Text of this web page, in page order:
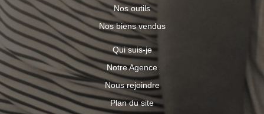
Nos outils
Nos biens vendus
Qui suis-je
Notre Agence
Nous rejoindre
Plan du site